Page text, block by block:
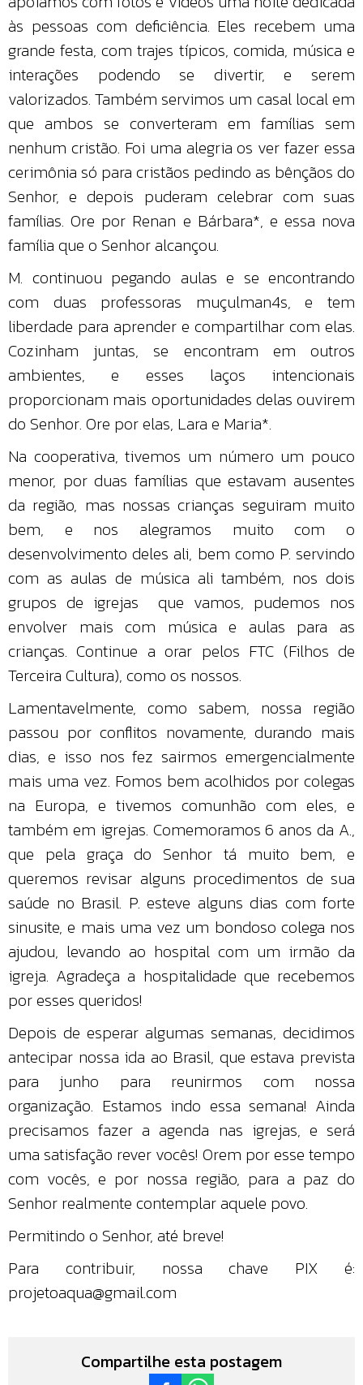
às pessoas com deficiência. Eles recebem uma
grande festa, com trajes típicos, comida, música e
interações podendo se divertir, e serem
valorizados. Também servimos um casal local em
que ambos se converteram em famílias sem
nenhum cristão. Foi uma alegria os ver fazer essa
cerimônia só para cristãos pedindo as bênçãos do
Senhor, e depois puderam celebrar com suas
famílias. Ore por Renan e Bárbara*, e essa nova
família que o Senhor alcançou.
M. continuou pegando aulas e se encontrando
com duas professoras muçulman4s, e tem
liberdade para aprender e compartilhar com elas.
Cozinham juntas, se encontram em outros
ambientes, e esses laços intencionais
proporcionam mais oportunidades delas ouvirem
do Senhor. Ore por elas, Lara e Maria*.
Na cooperativa, tivemos um número um pouco
menor, por duas famílias que estavam ausentes
da região, mas nossas crianças seguiram muito
bem, e nos alegramos muito com o
desenvolvimento deles ali, bem como P. servindo
com as aulas de música ali também, nos dois
grupos de igrejas que vamos, pudemos nos
envolver mais com música e aulas para as
crianças. Continue a orar pelos FTC (Filhos de
Terceira Cultura), como os nossos.
Lamentavelmente, como sabem, nossa região
passou por conflitos novamente, durando mais
dias, e isso nos fez sairmos emergencialmente
mais uma vez. Fomos bem acolhidos por colegas
na Europa, e tivemos comunhão com eles, e
também em igrejas. Comemoramos 6 anos da A.,
que pela graça do Senhor tá muito bem, e
queremos revisar alguns procedimentos de sua
saúde no Brasil. P. esteve alguns dias com forte
sinusite, e mais uma vez um bondoso colega nos
ajudou, levando ao hospital com um irmão da
igreja. Agradeça a hospitalidade que recebemos
por esses queridos!
Depois de esperar algumas semanas, decidimos
antecipar nossa ida ao Brasil, que estava prevista
para junho para reunirmos com nossa
organização. Estamos indo essa semana! Ainda
precisamos fazer a agenda nas igrejas, e será
uma satisfação rever vocês! Orem por esse tempo
com vocês, e por nossa região, para a paz do
Senhor realmente contemplar aquele povo.
Permitindo o Senhor, até breve!
Para contribuir, nossa chave PIX é:
projetoaqua@gmail.com
Compartilhe esta postagem